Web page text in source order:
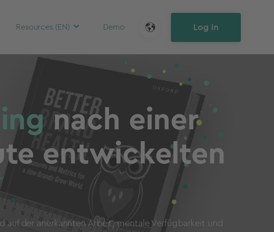
Resources (EN) Demo Log In
nach einer
entwickelten
auf der anerkannten Arbeit, mentale Verfügbarkeit und